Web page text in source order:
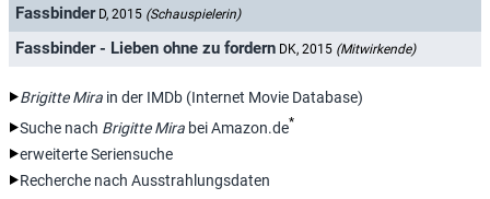
Fassbinder D, 2015 (Schauspielerin)
Fassbinder - Lieben ohne zu fordern DK, 2015 (Mitwirkende)
Brigitte Mira in der IMDb (Internet Movie Database)
Suche nach Brigitte Mira bei Amazon.de*
erweiterte Seriensuche
Recherche nach Ausstrahlungsdaten